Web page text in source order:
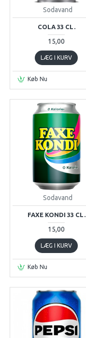
Sodavand
COLA 33 CL.
15,00
LÆG I KURV
Køb Nu
Sodavand
FAXE KONDI 33 CL.
15,00
LÆG I KURV
Køb Nu